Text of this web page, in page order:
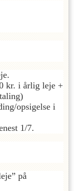
kr. i årlig leje +
opsigelse i
1/7.
på